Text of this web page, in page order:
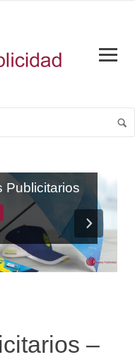
Publicitarios
–